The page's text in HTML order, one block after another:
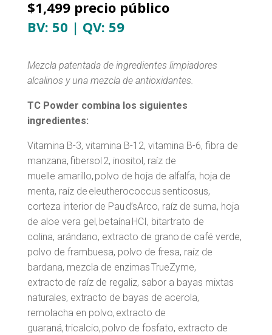
$1,499 precio público​
BV: 50 | QV: 59
Mezcla patentada de ingredientes limpiadores
alcalinos y una mezcla de antioxidantes.
TC Powder combina los siguientes
ingredientes:
Vitamina B-3, vitamina B-12, vitamina B-6, fibra de
manzana, fibersol 2, inositol, raíz de
muelle amarillo, polvo de hoja de alfalfa, hoja de
menta, raíz de eleutherococcus senticosus,
corteza interior de Pau d’sArco, raíz de suma, hoja
de aloe vera gel, betaína HCI, bitartrato de
colina, arándano, extracto de grano de café verde,
polvo de frambuesa, polvo de fresa, raíz de
bardana, mezcla de enzimasTrueZyme,
extracto de raíz de regaliz, sabor a bayas mixtas
naturales, extracto de bayas de acerola,
remolacha en polvo, extracto de
guaraná,tricalcio, polvo de fosfato, extracto de